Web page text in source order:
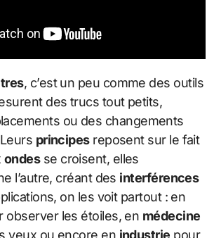
, c’est un peu comme des outils
des trucs tout petits,
ou des changements
principesreposent sur le fait
ondesse croisent, elles
l’autre, créant des interférences
on les voit partout : en
observer les étoiles, en médecine
yeux ou encore en industrie pour